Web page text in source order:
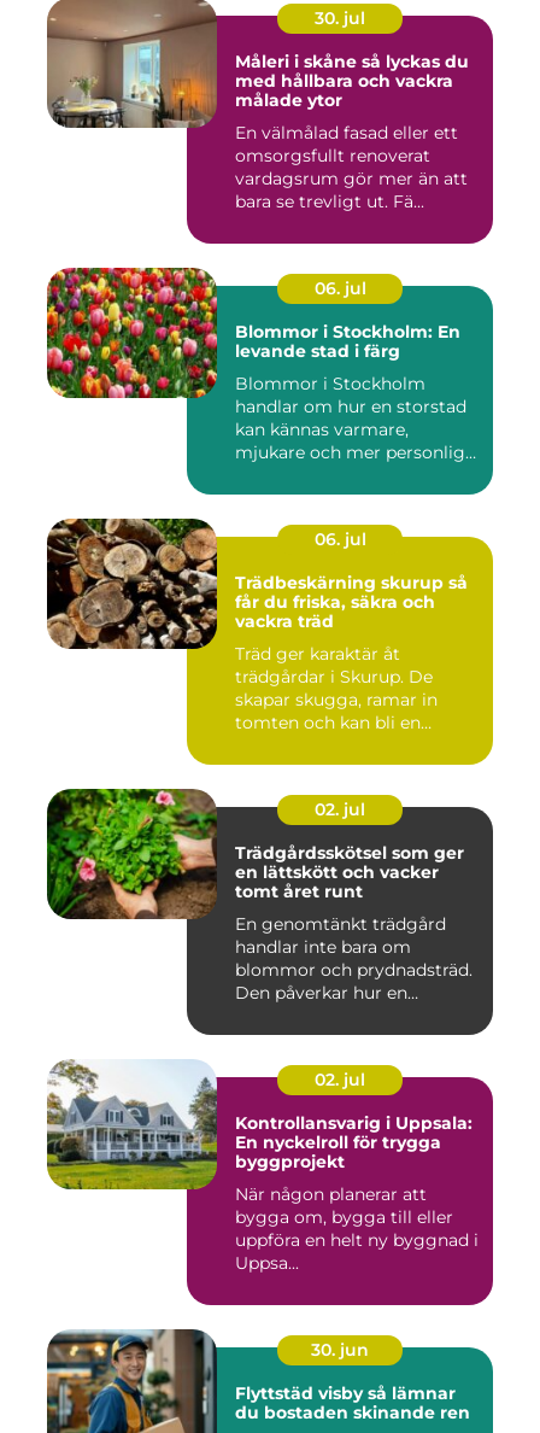
30. jul
Måleri i skåne så lyckas du
med hållbara och vackra
målade ytor
En välmålad fasad eller ett
omsorgsfullt renoverat
vardagsrum gör mer än att
bara se trevligt ut. Fä...
06. jul
Blommor i Stockholm: En
levande stad i färg
Blommor i Stockholm
handlar om hur en storstad
kan kännas varmare,
mjukare och mer personlig
06. jul
Trädbeskärning skurup så
får du friska, säkra och
vackra träd
Träd ger karaktär åt
trädgårdar i Skurup. De
skapar skugga, ramar in
tomten och kan bli en
02. jul
Trädgårdsskötsel som ger
en lättskött och vacker
tomt året runt
En genomtänkt trädgård
handlar inte bara om
blommor och prydnadsträd.
Den påverkar hur en
02. jul
Kontrollansvarig i Uppsala:
En nyckelroll för trygga
byggprojekt
När någon planerar att
bygga om, bygga till eller
uppföra en helt ny byggnad i
Uppsa...
30. jun
Flyttstäd visby så lämnar
du bostaden skinande ren